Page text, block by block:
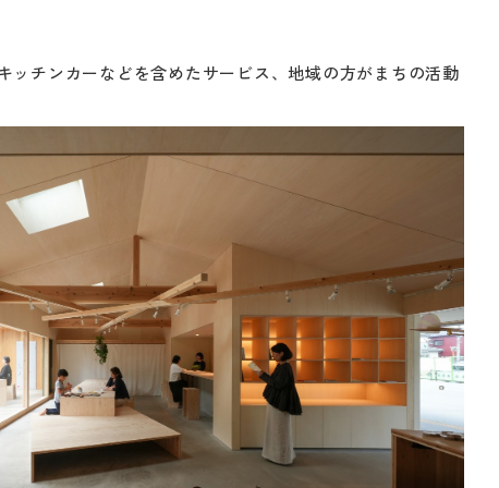
ッチンカーなどを含めたサービス、地域の方がまちの活動